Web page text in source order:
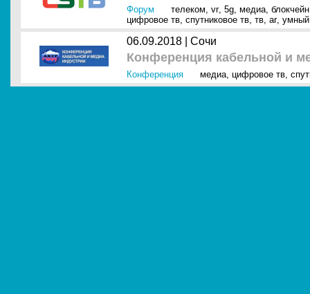
Форум телеком, vr, 5g, медиа, блокчейн
цифровое тв, спутниковое тв, тв, ar,
06.09.2018 | Сочи
Конференция кабельной и
Конференция медиа, цифровое тв,